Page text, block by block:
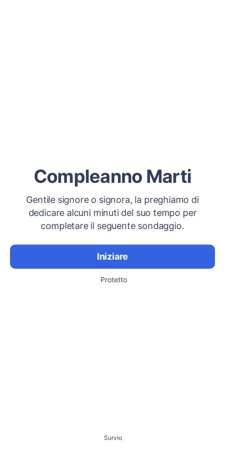
Compleanno Marti
Gentile signore o signora, la preghiamo di
dedicare alcuni minuti del suo tempo per
completare il seguente sondaggio.
Iniziare
Protetto
Survio